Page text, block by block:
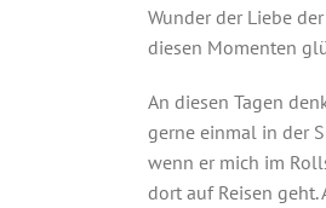
Wunder der Liebe
diesen Momenten
An diesen Tagen
gerne einmal in der
wenn er mich im
dort auf Reisen